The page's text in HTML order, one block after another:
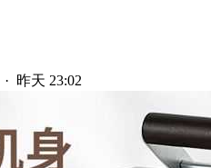
· 昨天 23:02